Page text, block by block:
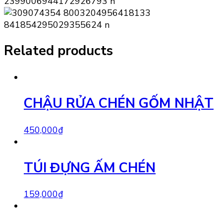
Related products
CHẬU RỬA CHÉN GỐM NHẬT
450,000₫
TÚI ĐỰNG ẤM CHÉN
159,000₫